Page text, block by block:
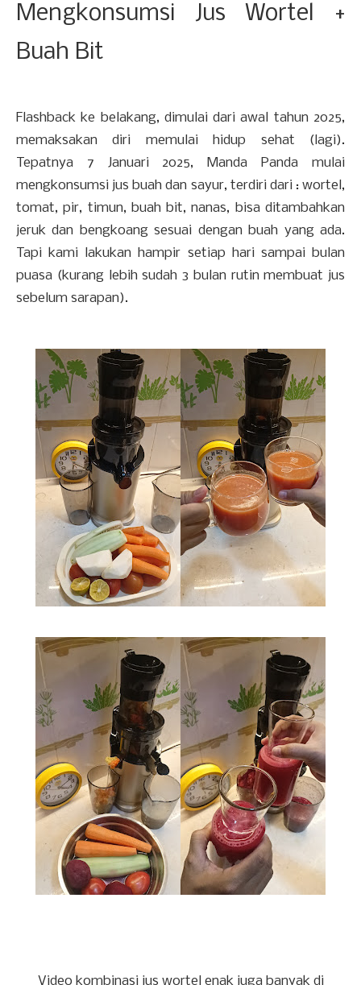
Mengkonsumsi Jus Wortel +
Buah Bit
Flashback ke belakang, dimulai dari awal tahun 2025,
memaksakan diri memulai hidup sehat (lagi).
Tepatnya 7 Januari 2025, Manda Panda mulai
mengkonsumsi jus buah dan sayur, terdiri dari : wortel,
tomat, pir, timun, buah bit, nanas, bisa ditambahkan
jeruk dan bengkoang sesuai dengan buah yang ada.
Tapi kami lakukan hampir setiap hari sampai bulan
puasa (kurang lebih sudah 3 bulan rutin membuat jus
sebelum sarapan).
Video kombinasi jus wortel enak juga banyak di